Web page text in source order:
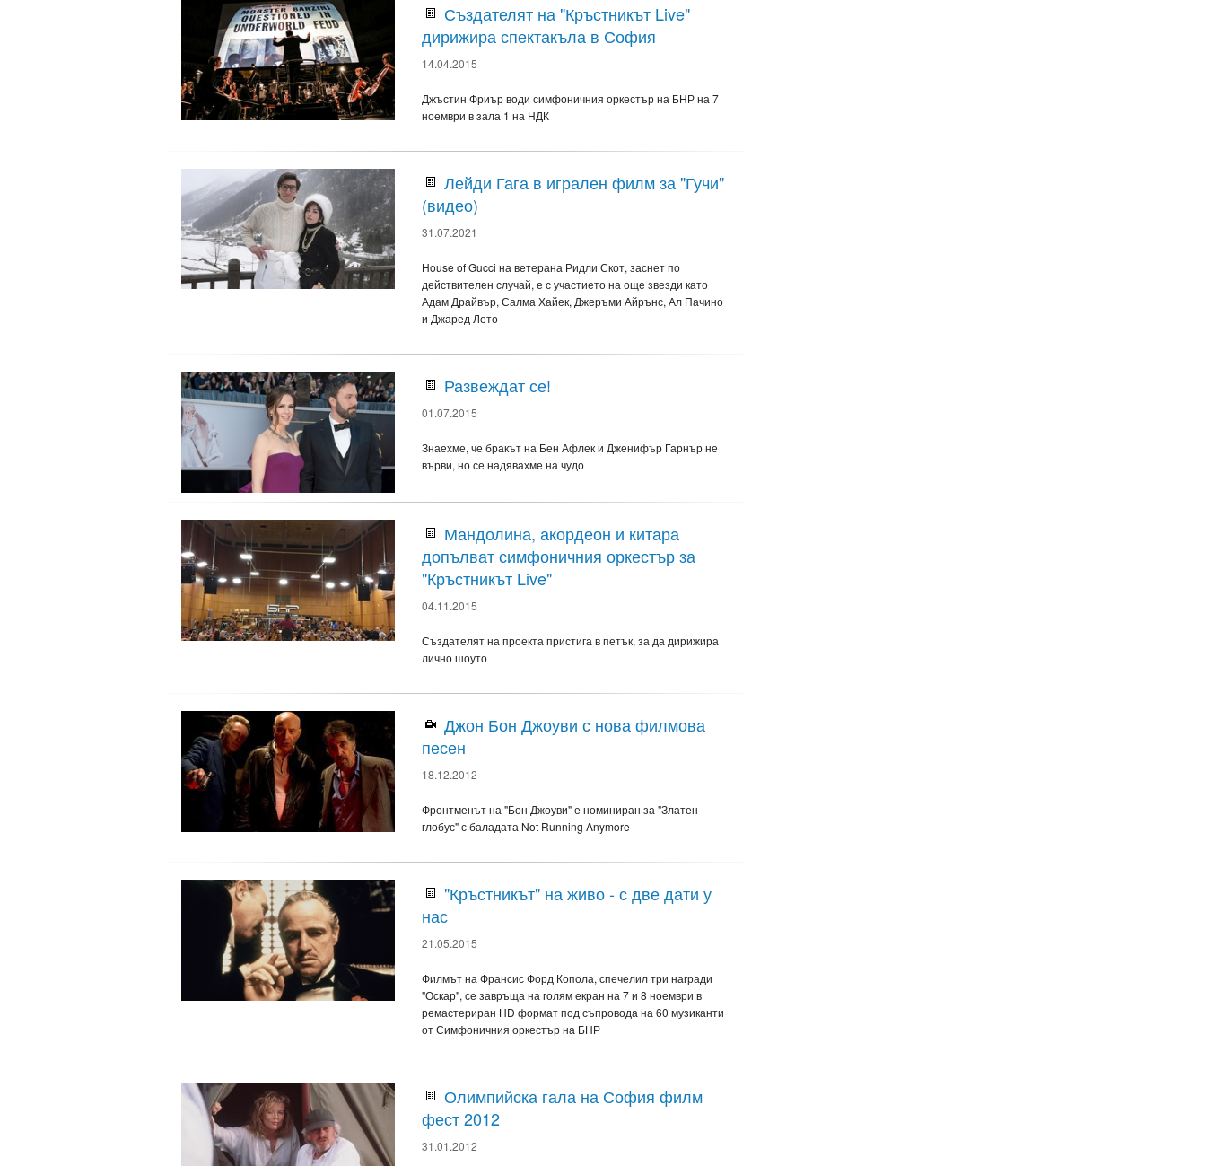
Създателят на "Кръстникът Live"
дирижира спектакъла в София
14.04.2015
Джъстин Фриър води симфоничния оркестър на БНР на 7
ноември в зала 1 на НДК
Лейди Гага в игрален филм за "Гучи"
(видео)
31.07.2021
House of Gucci на ветерана Ридли Скот, заснет по
действителен случай, е с участието на още звезди като
Адам Драйвър, Салма Хайек, Джеръми Айрънс, Ал Пачино
и Джаред Лето
Развеждат се!
01.07.2015
Знаехме, че бракът на Бен Афлек и Дженифър Гарнър не
върви, но се надявахме на чудо
Мандолина, акордеон и китара
допълват симфоничния оркестър за
"Кръстникът Live"
04.11.2015
Създателят на проекта пристига в петък, за да дирижира
лично шоуто
Джон Бон Джоуви с нова филмова
песен
18.12.2012
Фронтменът на "Бон Джоуви" е номиниран за "Златен
глобус" с баладата Not Running Anymore
"Кръстникът" на живо - с две дати у
нас
21.05.2015
Филмът на Франсис Форд Копола, спечелил три награди
"Оскар", се завръща на голям екран на 7 и 8 ноември в
ремастериран HD формат под съпровода на 60 музиканти
от Симфоничния оркестър на БНР
Олимпийска гала на София филм
фест 2012
31.01.2012